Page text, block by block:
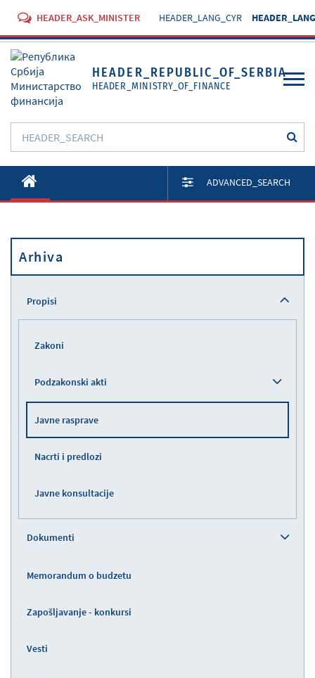
HEADER_ASK_MINISTER HEADER_LANG_CYR
HEADER_REPUBLIC_OF_SERBIA
HEADER_MINISTRY_OF_FINANCE
O Ministarstvu
Aktivnosti
Propisi
ADVANCED_SEARCH
Arhiva
Propisi
Zakoni
Podzakonski akti
Javne rasprave
Nacrti i predlozi
Javne konsultacije
Dokumenti
Memorandum o budzetu
Zapošljavanje - konkursi
Vesti